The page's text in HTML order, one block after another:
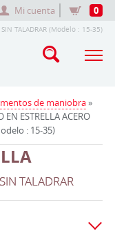
Mi cuenta 0
TALADRAR (Modelo : 15-35)
de maniobra»
ESTRELLA ACERO
: 15-35)
TALADRAR